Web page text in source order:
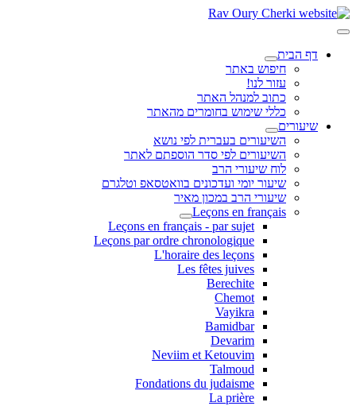
דף הבית
חיפוש באתר
עזור לנו!
כתוב למנהל האתר
כללי שימוש בחומרים מהאתר
שיעורים
השיעורים בעברית לפי נושא
השיעורים לפי סדר הוספתם לאתר
לוח שיעורי הרב
שיעור יומי ועדכונים בוואטסאפ וטלגרם
שיעורי הרב במכון מאיר
Leçons en français
Leçons en français - par sujet
Leçons par ordre chronologique
L'horaire des leçons
Les fêtes juives
Berechite
Chemot
Vayikra
Bamidbar
Devarim
Neviim et Ketouvim
Talmoud
Fondations du judaisme
La prière